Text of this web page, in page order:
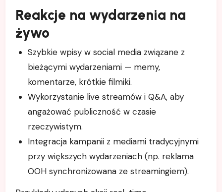
Reakcje na wydarzenia na
żywo
Szybkie wpisy w social media związane z
bieżącymi wydarzeniami — memy,
komentarze, krótkie filmiki.
Wykorzystanie live streamów i Q&A, aby
angażować publiczność w czasie
rzeczywistym.
Integracja kampanii z mediami tradycyjnymi
przy większych wydarzeniach (np. reklama
OOH synchronizowana ze streamingiem).